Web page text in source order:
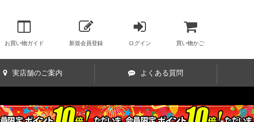
お買い物ガイド 新規会員登録 ログイン 買い物かご
実店舗のご案内 よくある質問